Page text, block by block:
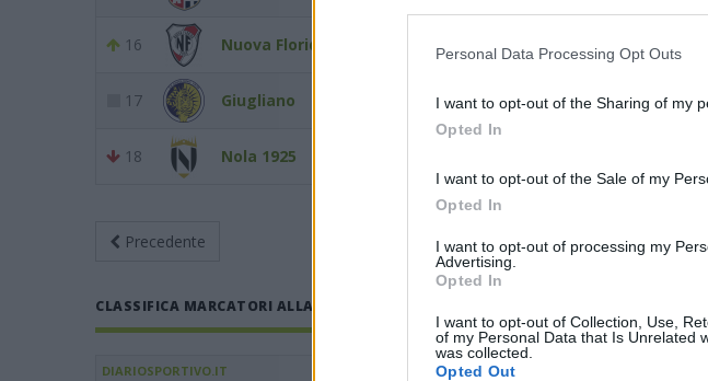
Personal Data Processing Opt Outs
I want to opt-out of the Sharing of my
Opted In
I want to opt-out of the Sale of my
Opted In
I want to opt-out of processing my
Advertising.
Opted In
I want to opt-out of Collection, Use,
of my Personal Data that Is Unrelated
was collected.
Opted Out
16 Nuova Florida 0 2 0 2 1 7
17 Giugliano 0 2 0 0 2 1 8 0
18 Nola 1925
Precedente Giornata 2Andata del04/10/2020
CLASSIFICA MARCATORI ALLA GIORNATA 2 DEL 04/10/2020
DIARIOSPORTIVO.IT